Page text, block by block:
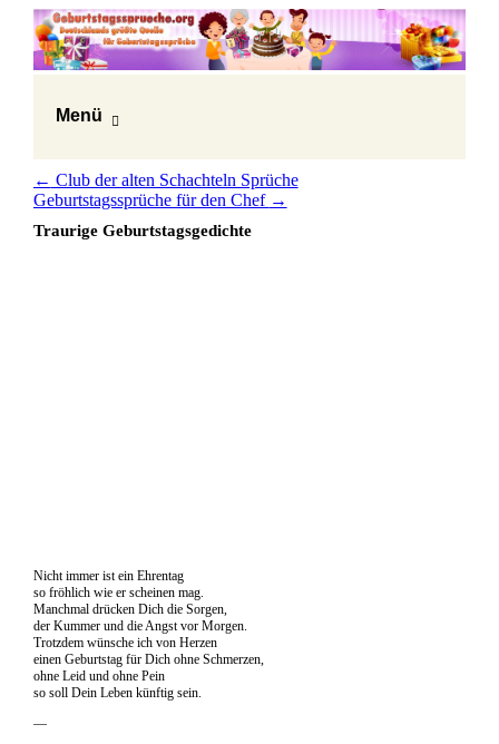
Menü
← Club der alten Schachteln Sprüche
Geburtstagssprüche für den Chef →
Traurige Geburtstagsgedichte
Nicht immer ist ein Ehrentag
so fröhlich wie er scheinen mag.
Manchmal drücken Dich die Sorgen,
der Kummer und die Angst vor Morgen.
Trotzdem wünsche ich von Herzen
einen Geburtstag für Dich ohne Schmerzen,
ohne Leid und ohne Pein
so soll Dein Leben künftig sein.
—